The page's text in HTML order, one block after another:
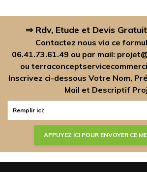
⇒ Rdv, Etude et Devis
Contactez nous via ce
06.41.73.61.49 ou par mail:
ou
Inscrivez ci-dessous Votre Nom,
Mail et Descriptif